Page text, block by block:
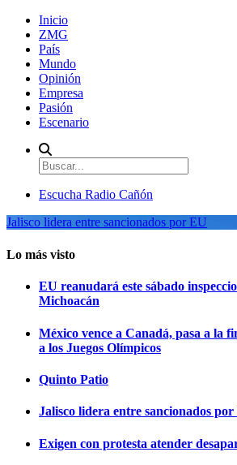
Inicio
ZMG
País
Mundo
Opinión
Empresa
Pasión
Escenario
Escucha Radio Cañón
Jalisco lidera entre sancionados por EU
Lo más visto
EU reanudará este sábado
Michoacán
México vence a Canadá, pasa a la
a los Juegos Olímpicos
Quinto Patio
Jalisco lidera entre sancionados por
Exigen con protesta atender